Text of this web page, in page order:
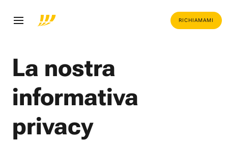
RICHIAMAMI
La nostra
informativa
privacy